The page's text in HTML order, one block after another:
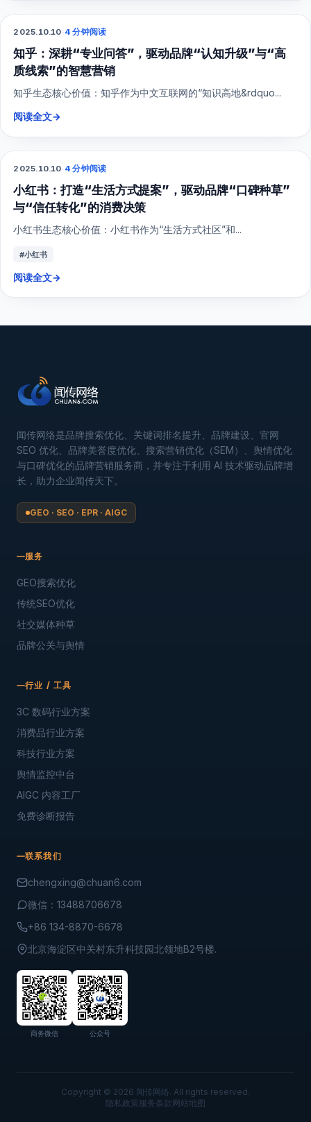
SEO
2025.10.10·4 分钟阅读
知乎：深耕“专业问答”，驱动品牌“认知升级”与“高
质线索”的智慧营销
知乎生态核心价值：知乎作为中文互联网的“知识高地&rdquo...
阅读全文→
小红书
2025.10.10·4 分钟阅读
小红书：打造“生活方式提案”，驱动品牌“口碑种草”
与“信任转化”的消费决策
小红书生态核心价值：小红书作为“生活方式社区”和...
#小红书
阅读全文→
闻传网络是品牌搜索优化、关键词排名提升、品牌建设、官网
SEO 优化、品牌美誉度优化、搜索营销优化（SEM）、舆情优化
与口碑优化的品牌营销服务商，并专注于利用 AI 技术驱动品牌增
长，助力企业闻传天下。
GEO · SEO · EPR · AIGC
服务
GEO搜索优化
传统SEO优化
社交媒体种草
品牌公关与舆情
行业 / 工具
3C 数码行业方案
消费品行业方案
科技行业方案
舆情监控中台
AIGC 内容工厂
免费诊断报告
联系我们
chengxing@chuan6.com
微信：13488706678
+86 134-8870-6678
北京海淀区中关村东升科技园北领地B2号楼.
商务微信 公众号
Copyright © 2026 闻传网络. All rights reserved.
隐私政策 服务条款网站地图